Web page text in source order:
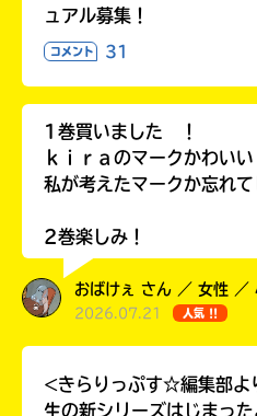
ュアル募集！
コメント 31
1巻買いました ！
ｋｉｒａのマークかわいい
私が考えたマークか忘れ
2巻楽しみ！
おばけぇ さん ／ 女性 ／
2026.07.21 人気 !!
<きらりっぷす☆編集部よ
生の新シリーズはじまった